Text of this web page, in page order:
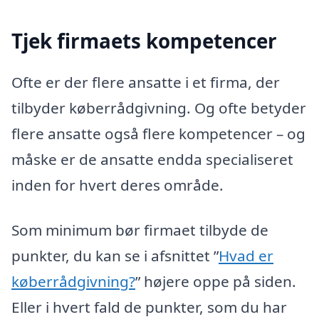
Tjek firmaets kompetencer
Ofte er der flere ansatte i et firma, der
tilbyder køberrådgivning. Og ofte betyder
flere ansatte også flere kompetencer – og
måske er de ansatte endda specialiseret
inden for hvert deres område.
Som minimum bør firmaet tilbyde de
punkter, du kan se i afsnittet ”Hvad er
køberrådgivning?” højere oppe på siden.
Eller i hvert fald de punkter, som du har